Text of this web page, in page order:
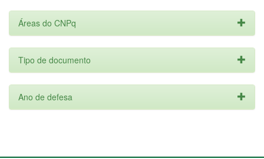
Áreas do CNPq
Tipo de documento
Ano de defesa